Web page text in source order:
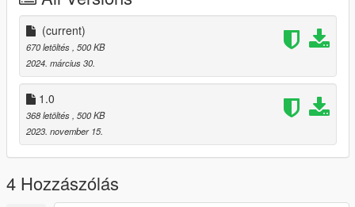
(current)
670 letöltés , 500 KB
2024. március 30.
1.0
368 letöltés , 500 KB
2023. november 15.
4 Hozzászólás